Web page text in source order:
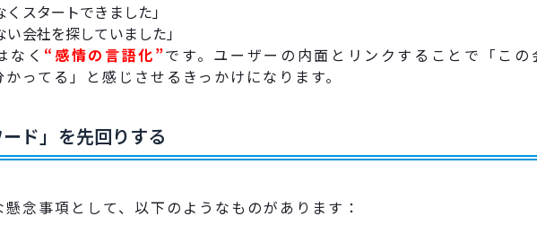
くスタートできました」
い会社を探していました」
なく “感情の言語化”です。ユーザーの内面とリンクすることで「この
ってる」と感じさせるきっかけになります。
ド」を先回りする
念事項として、以下のようなものがあります：